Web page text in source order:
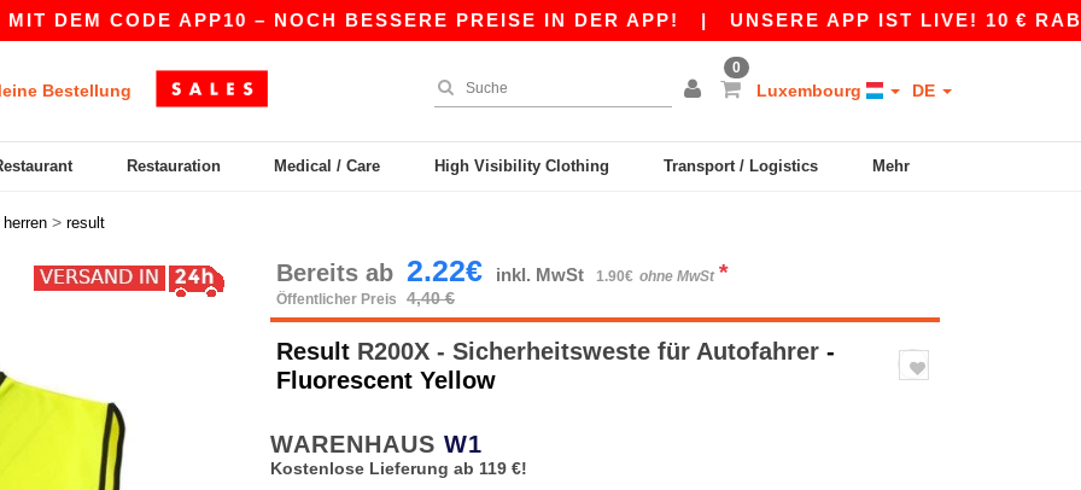
CODE APP10 – NOCH BESSERE PREISE IN DER APP!|UNSERE APP IST LIVE! 10 € RABATT
Bestellung
0
Luxembourg DE
Restauration Medical / Care High Visibility Clothing Transport / Logistics Mehr
herren > result
Bereits ab 2.22€ inkl. MwSt 1.90€ ohne MwSt *
Öffentlicher Preis 4,40 €
Result R200X - Sicherheitsweste für Autofahrer -
Fluorescent Yellow
WARENHAUS W1
Kostenlose Lieferung ab 119 €!